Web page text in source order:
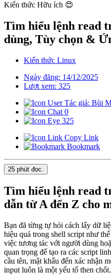
Kiến thức Hữu ích 😍
Tìm hiểu lệnh read
dùng, Tùy chọn &
Kiến thức Linux
Ngày đăng: 14/12/2025
Lượt xem: 325
Tác giả: Bùi
0
325
Copy Link
Bookmark
25 phút đọc.
Tìm hiểu lệnh read
dẫn từ A đến Z cho
Bạn đã từng tự hỏi cách lấy dữ
hiệu quả trong shell script như
việc tương tác với người dùng
quan trọng để tạo ra các script
cầu tên, mật khẩu đến xác nhận
input luôn là một yếu tố then chốt.